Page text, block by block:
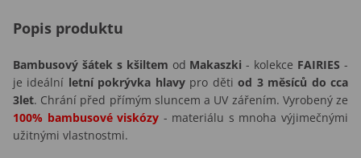
Popis produktu
Bambusový šátek s kšiltem od Makaszki - kolekce FAIRIES -
je ideální letní pokrývka hlavypro dětiod 3 měsíců do cca
3let. Chrání před přímým sluncem a UV zářením. Vyrobený ze
100% bambusové viskózy - materiálu s mnoha výjimečnými
užitnými vlastnostmi.